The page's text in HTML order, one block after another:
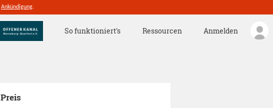
Ankündigung.
So funktioniert's Ressourcen Anmelden
Preis